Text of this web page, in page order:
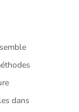
dans